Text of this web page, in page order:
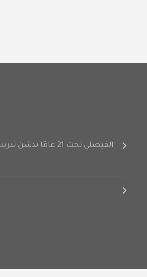
الفيصلي تحت 21 عامًا يدشن تدريباته في المعسكر الأعدادي على فترتين